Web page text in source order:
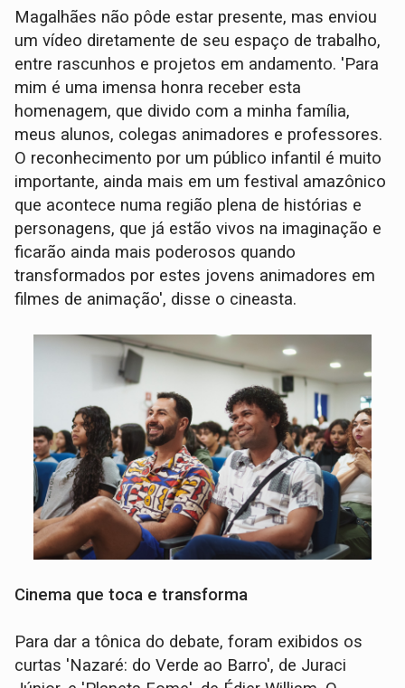
Magalhães não pôde estar presente, mas enviou
um vídeo diretamente de seu espaço de trabalho,
entre rascunhos e projetos em andamento. 'Para
mim é uma imensa honra receber esta
homenagem, que divido com a minha família,
meus alunos, colegas animadores e professores.
O reconhecimento por um público infantil é muito
importante, ainda mais em um festival amazônico
que acontece numa região plena de histórias e
personagens, que já estão vivos na imaginação e
ficarão ainda mais poderosos quando
transformados por estes jovens animadores em
filmes de animação', disse o cineasta.
Cinema que toca e transforma
Para dar a tônica do debate, foram exibidos os
curtas 'Nazaré: do Verde ao Barro', de Juraci